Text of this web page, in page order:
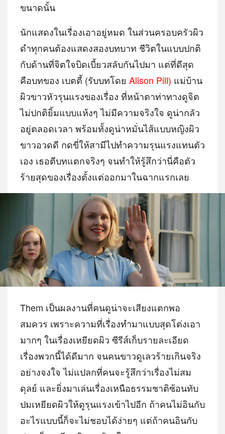
ขนาดนั้น
นักแสดงในเรื่องเอาอยู่หมด ในส่วนครอบครัวผิว
ดำทุกคนต้องแสดงสองบทบาท ชีวิตในแบบปกติ
กับด้านที่จิตใจบิดเบี้ยวสลับกันไปมา แต่ที่ดีสุด
คือบทของ เบตตี้ (รับบทโดย Alison Pill) แม่บ้าน
ผิวขาวหัวรุนแรงของเรื่อง ที่หน้าตาท่าทางดูจิต
ไม่ปกติยิ้มแบบแห้งๆ ไม่มีความจริงใจ ดูน่ากลัว
อยู่ตลอดเวลา พร้อมทั้งดูน่าหมั่นไส้แบบหญิงผิว
ขาวอวดดี กดขี่ให้สามีไปทำความรุนแรงแทนตัว
เอง เธอตีบทแตกจริงๆ จนทำให้รู้สึกว่านี่คือตัว
ร้ายสุดของเรื่องตั้งแต่ออกมาในฉากแรกเลย
Them เป็นผลงานที่คนดูน่าจะเสียงแตกพอ
สมควร เพราะความที่เรื่องทำมาแบบสุดโต่งเอา
มากๆ ในเรื่องเหยียดผิว ซีรีส์เก็บรายละเอียด
เรื่องพวกนี้ได้ดีมาก จนคนขาวดูเลวร้ายเกินจริง
อย่างจงใจ ไม่แปลกที่คนจะรู้สึกว่าเรื่องไม่สม
ดุลย์ และยิ่งมาเล่นเรื่องเหนือธรรมชาติซ้อนทับ
ปมเหยียดผิวให้ดูรุนแรงเข้าไปอีก ถ้าคนไม่อินกับ
อะไรแบบนี้ก็จะไม่ชอบได้ง่ายๆ แต่ถ้าคนอินกับ